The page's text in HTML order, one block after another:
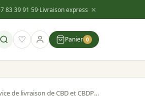
83 39 91 59·Livraison express ×
♡ Panier 0
Service de livraison de CBD et CBDP à Neuilly-sur-Seine : Une expérience inoubliable